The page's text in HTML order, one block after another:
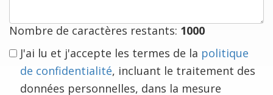
Nombre de caractères restants: 1000
J'ai lu et j'accepte les termes de la politique
de confidentialité, incluant le traitement des
données personnelles, dans la mesure